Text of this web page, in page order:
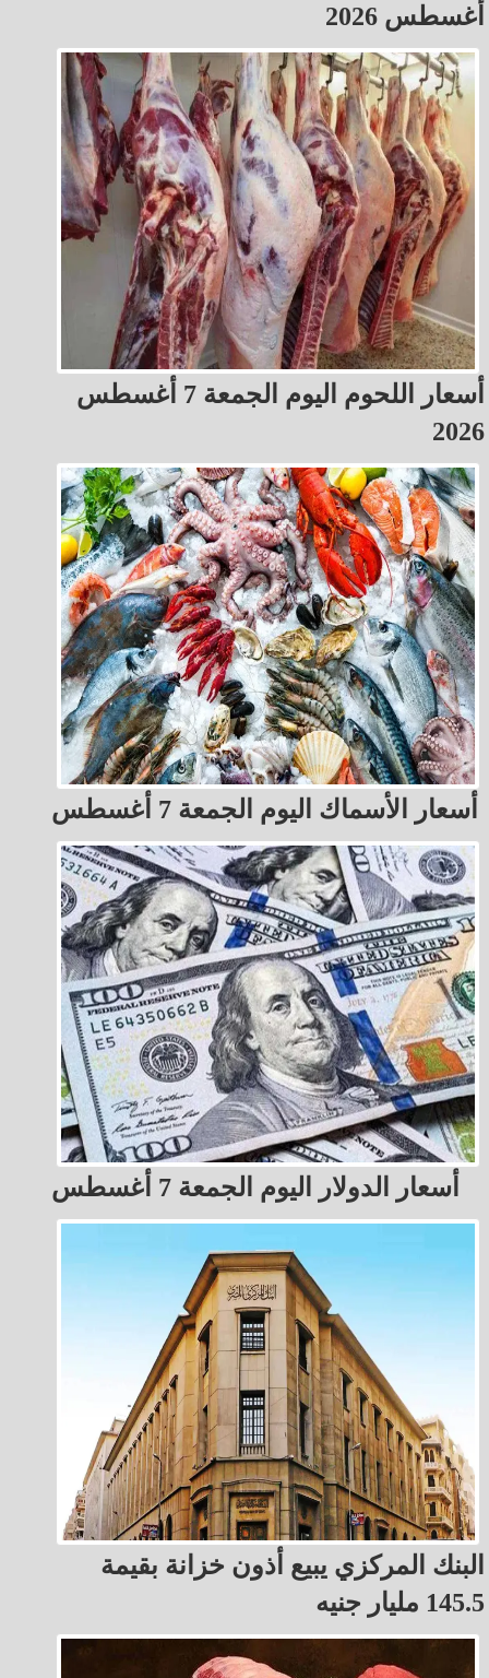
أغسطس 2026
أسعار اللحوم اليوم الجمعة 7 أغسطس
2026
أسعار الأسماك اليوم الجمعة 7 أغسطس
أسعار الدولار اليوم الجمعة 7 أغسطس
البنك المركزي يبيع أذون خزانة بقيمة
145.5 مليار جنيه